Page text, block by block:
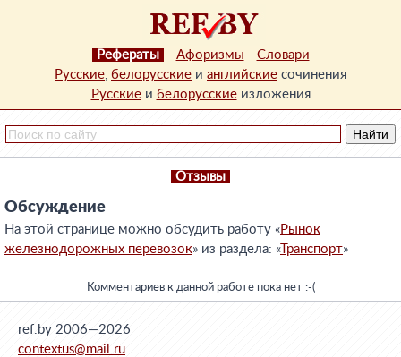
Рефераты - Афоризмы - Словари
Русские, белорусские и английские сочинения
Русскиеи белорусскиеизложения
Отзывы
Обсуждение
На этой странице можно обсудить работу «Рынок
железнодорожных перевозок» из раздела: «Транспорт»
Комментариев к данной работе пока нет :-(
ref.by 2006—2026
contextus@mail.ru